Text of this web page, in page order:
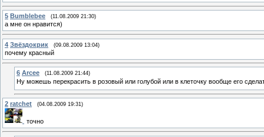
5 Bumblebee (11.08.2009 21:30)
а мне он нравится)
4 Звёздокрик (09.08.2009 13:04)
почему красный
6 Arcee (11.08.2009 21:44)
Ну можешь перекрасить в розовый или голубой или в клеточку вообще его
2 ratchet (04.08.2009 19:31)
точно